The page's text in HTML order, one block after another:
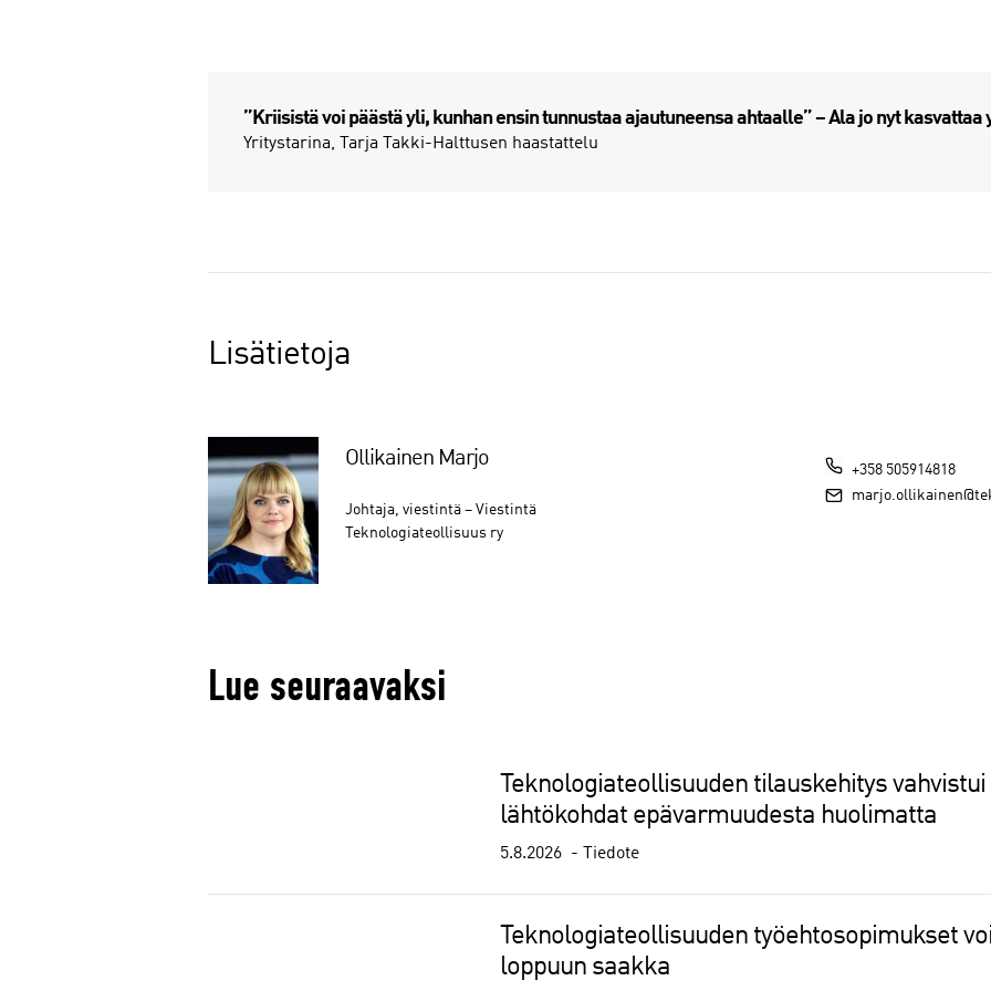
”Kriisistä voi päästä yli, kunhan ensin tunnustaa ajautuneensa ahtaalle” – Ala jo nyt
Yritystarina, Tarja Takki-Halttusen haastattelu
Lisätietoja
Ollikainen Marjo
Johtaja, viestintä – Viestintä
Teknologiateollisuus ry
+358 505914818
Lue seuraavaksi
Teknologiateollisuuden tilauskehitys
lähtökohdat epävarmuudesta huolimatta
5.8.2026 Tiedote
Teknologiateollisuuden työehtosopimukset
loppuun saakka